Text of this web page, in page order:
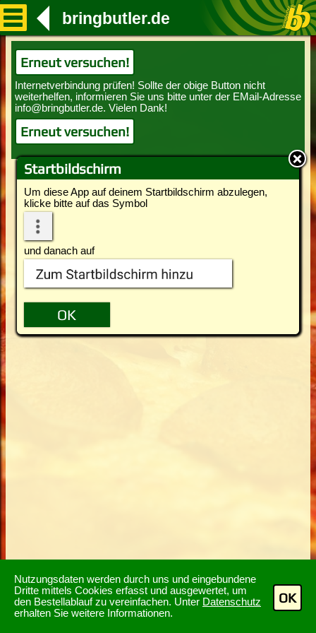
Nutzungsdaten werden durch uns und eingebundene
Dritte mittels Cookies erfasst und ausgewertet, um
den Bestellablauf zu vereinfachen. Unter Datenschutz
erhalten Sie weitere Informationen.
OK
Startbildschirm
Um diese App auf deinem Startbildschirm abzulegen,
klicke bitte auf das Symbol
und danach auf
bringbutler.de
Erneut versuchen!
Erneut versuchen!